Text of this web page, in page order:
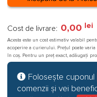
Cost de livrare: 0,00 lei
Acesta este un cost estimativ valabil
acoperire a curierului. Prețul poate
în coș. Pentru un preț exact, adăugați
Folosește cuponul
comenzii și vei